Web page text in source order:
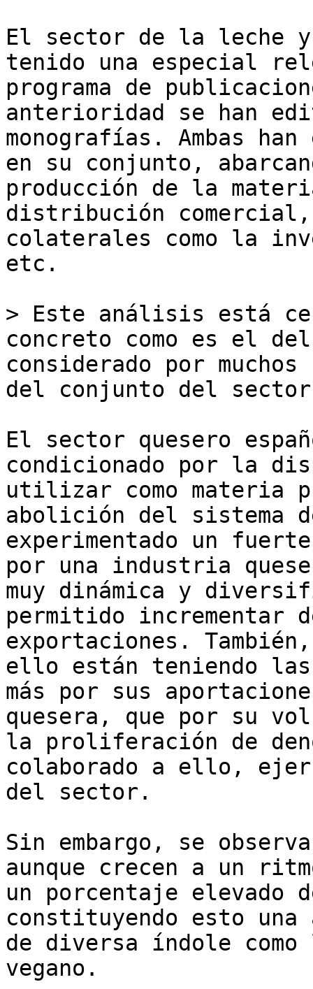
El sector de la leche
tenido una especial
programa de
anterioridad se han
monografías. Ambas
en su conjunto,
producción de la
distribución comercial,
colaterales como la
etc.
> Este análisis está
concreto como es el
considerado por
del conjunto del
El sector quesero
condicionado por la
utilizar como materia
abolición del sistema
experimentado un
por una industria
muy dinámica y
permitido incrementar
exportaciones.
ello están teniendo las
más por sus
quesera, que por su
la proliferación de
colaborado a ello,
del sector.
Sin embargo, se
aunque crecen a un
un porcentaje elevado
constituyendo esto una
de diversa índole
vegano.